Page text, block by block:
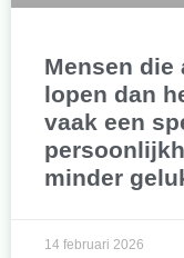
Mensen
lopen dan
vaak een
minder
14 februari 2026